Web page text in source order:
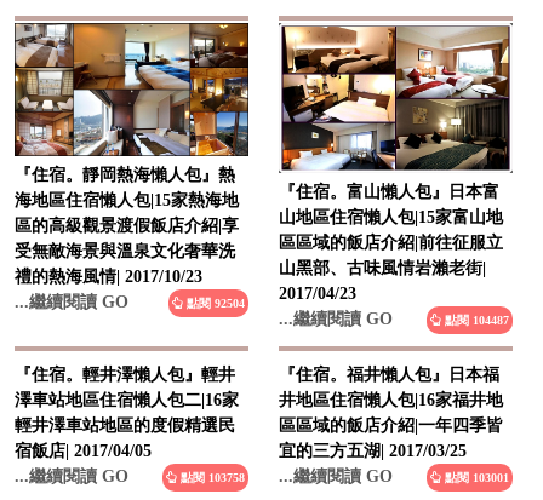
『住宿。靜岡熱海懶人包』熱
海地區住宿懶人包|15家熱海地
區的高級觀景渡假飯店介紹|享
受無敵海景與溫泉文化奢華洗
禮的熱海風情| 2017/10/23
...繼續閱讀 GO
點閱 92504
『住宿。富山懶人包』日本富
山地區住宿懶人包|15家富山地
區區域的飯店介紹|前往征服立
山黑部、古味風情岩瀨老街|
2017/04/23
...繼續閱讀 GO
點閱 104487
『住宿。輕井澤懶人包』輕井
澤車站地區住宿懶人包二|16家
輕井澤車站地區的度假精選民
宿飯店| 2017/04/05
...繼續閱讀 GO
點閱 103758
『住宿。福井懶人包』日本福
井地區住宿懶人包|16家福井地
區區域的飯店介紹|一年四季皆
宜的三方五湖| 2017/03/25
...繼續閱讀 GO
點閱 103001